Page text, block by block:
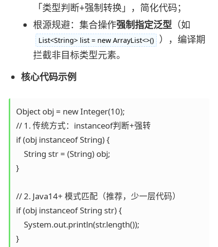
「类型判断+强制转换」，简化代码；
根源规避：集合操作强制指定泛型（如
List<String> list = new ArrayList<>()
），编译期
拦截非目标类型元素。
核心代码示例
Object obj = new Integer(10);
// 1. 传统方式：instanceof判断+强转
if (obj instanceof String) {
    String str = (String) obj;
}
// 2. Java14+ 模式匹配（推荐，少一层代码）
if (obj instanceof String str) {
    System.out.println(str.length());
}